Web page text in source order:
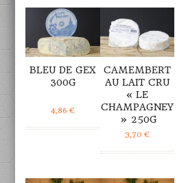
BLEU DE GEX
300G
4,86€
CAMEMBERT
AU LAIT CRU
« LE
CHAMPAGNEY
» 250G
3,70 €